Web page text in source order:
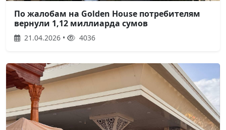
По жалобам на Golden House потребителям
вернули 1,12 миллиарда сумов
21.04.2026 • 4036